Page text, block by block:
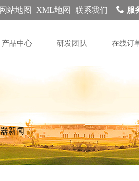
网站地图 XML地图 联系我们 服
产品中心 研发团队 在线订
新闻